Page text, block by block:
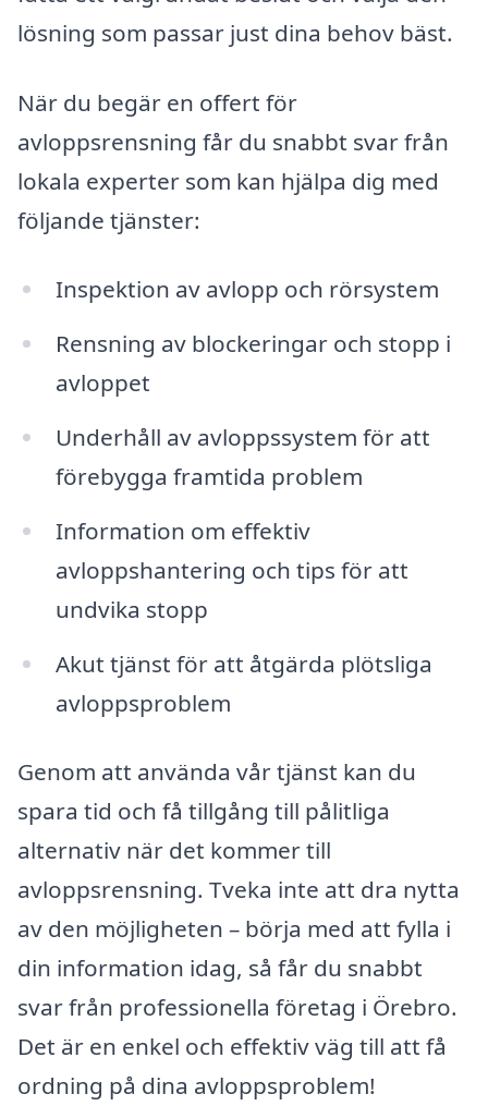
lösning som passar just dina behov bäst.
När du begär en offert för
avloppsrensning får du snabbt svar från
lokala experter som kan hjälpa dig med
följande tjänster:
Inspektion av avlopp och rörsystem
Rensning av blockeringar och stopp i
avloppet
Underhåll av avloppssystem för att
förebygga framtida problem
Information om effektiv
avloppshantering och tips för att
undvika stopp
Akut tjänst för att åtgärda plötsliga
avloppsproblem
Genom att använda vår tjänst kan du
spara tid och få tillgång till pålitliga
alternativ när det kommer till
avloppsrensning. Tveka inte att dra nytta
av den möjligheten – börja med att fylla i
din information idag, så får du snabbt
svar från professionella företag i Örebro.
Det är en enkel och effektiv väg till att få
ordning på dina avloppsproblem!